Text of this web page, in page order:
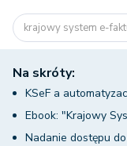
krajowy system e-
Na skróty:
KSeF a
Ebook: "Krajowy
Nadanie dostępu